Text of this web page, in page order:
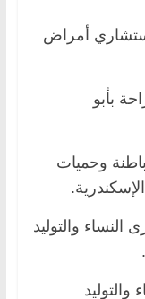
أمراض
بأبو
وحميات
والتوليد